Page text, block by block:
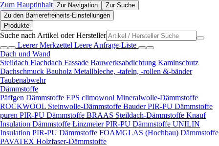
Zum Hauptinhalt Zur Navigation
Zur Suche
Zu den Barrierefreiheits-Einstellungen
Produkte
Suche nach Artikel oder Hersteller
Leerer Merkzettel Leere Anfrage-Liste
Dach und Wand
Steildach Flachdach Fassade Bauwerksabdichtung Kaminschutz
Dachschmuck Bauholz Metallbleche, -tafeln, -rollen &-bänder
Taubenabwehr
Dämmstoffe
Päffgen Dämmstoffe EPS climowool Mineralwolle-Dämmstoffe
ROCKWOOL Steinwolle-Dämmstoffe Bauder PIR-PU Dämmstoffe
puren PIR-PU Dämmstoffe BRAAS Steildach-Dämmstoffe Knauf
Insulation Dämmstoffe Linzmeier PIR-PU Dämmstoffe UNILIN
Insulation PIR-PU Dämmstoffe FOAMGLAS (Hochbau) Dämmstoffe
PAVATEX Holzfaser-Dämmstoffe